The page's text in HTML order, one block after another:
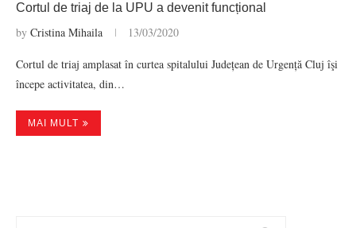
Cortul de triaj de la UPU a devenit funcțional
by Cristina Mihaila 13/03/2020
Cortul de triaj amplasat în curtea spitalului Județean de Urgență Cluj îşi
începe activitatea, din…
MAI MULT